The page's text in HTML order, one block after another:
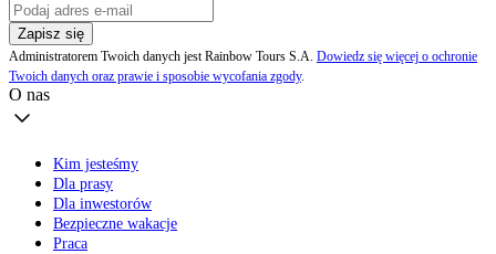
Zapisz się
Administratorem Twoich danych jest Rainbow Tours S.A. Dowiedz się więcej o ochronie
Twoich danych oraz prawie i sposobie wycofania zgody.
O nas
Kim jesteśmy
Dla prasy
Dla inwestorów
Bezpieczne wakacje
Praca